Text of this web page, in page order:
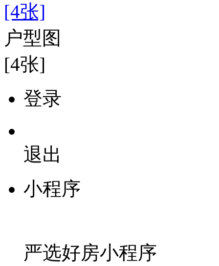
[4张]
户型图
[4张]
登录
退出
小程序
严选好房小程序